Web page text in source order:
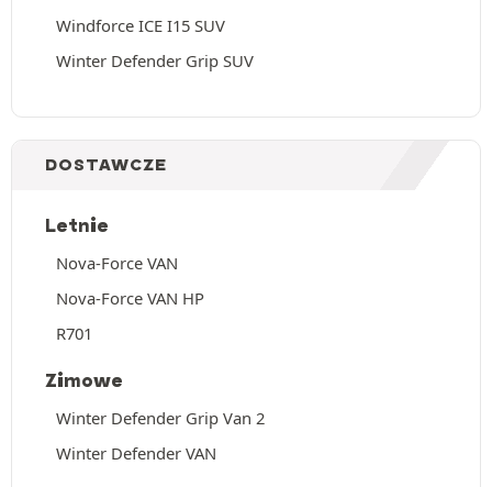
Windforce ICE I15 SUV
Winter Defender Grip SUV
DOSTAWCZE
Letnie
Nova-Force VAN
Nova-Force VAN HP
R701
Zimowe
Winter Defender Grip Van 2
Winter Defender VAN